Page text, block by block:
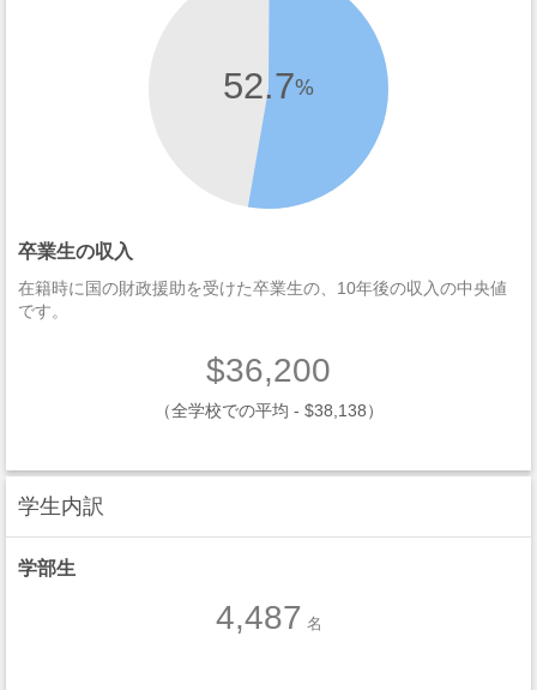
52.7%
卒業生の収入
在籍時に国の財政援助を受けた卒業生の、10年後の収入の中央値
です。
$36,200
（全学校での平均 - $38,138）
学生内訳
学部生
4,487 名